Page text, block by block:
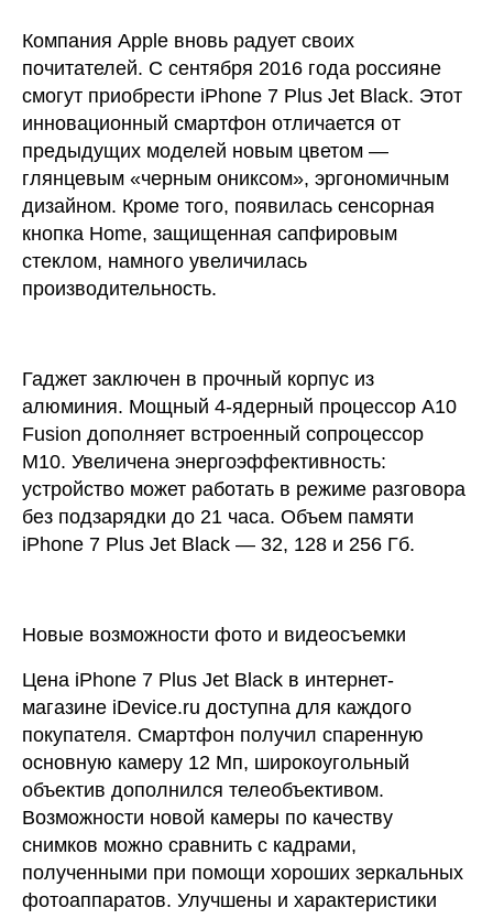
Компания Apple вновь радует своих
почитателей. С сентября 2016 года россияне
смогут приобрести iPhone 7 Plus Jet Black. Этот
инновационный смартфон отличается от
предыдущих моделей новым цветом —
глянцевым «черным ониксом», эргономичным
дизайном. Кроме того, появилась сенсорная
кнопка Home, защищенная сапфировым
стеклом, намного увеличилась
производительность.
Гаджет заключен в прочный корпус из
алюминия. Мощный 4-ядерный процессор A10
Fusion дополняет встроенный сопроцессор
M10. Увеличена энергоэффективность:
устройство может работать в режиме разговора
без подзарядки до 21 часа. Объем памяти
iPhone 7 Plus Jet Black — 32, 128 и 256 Гб.
Новые возможности фото и видеосъемки
Цена iPhone 7 Plus Jet Black в интернет-
магазине iDevice.ru доступна для каждого
покупателя. Смартфон получил спаренную
основную камеру 12 Мп, широкоугольный
объектив дополнился телеобъективом.
Возможности новой камеры по качеству
снимков можно сравнить с кадрами,
полученными при помощи хороших зеркальных
фотоаппаратов. Улучшены и характеристики